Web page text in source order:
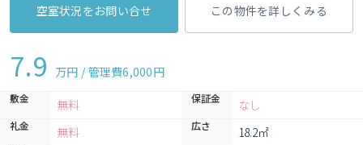
空室状況をお問い合せ この物件を詳しくみる
7.9 万円 / 管理費6,000円
敷金 無料 保証金 なし
礼金 無料 広さ 18.2㎡